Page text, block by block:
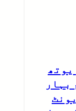
یوتھ
بہار